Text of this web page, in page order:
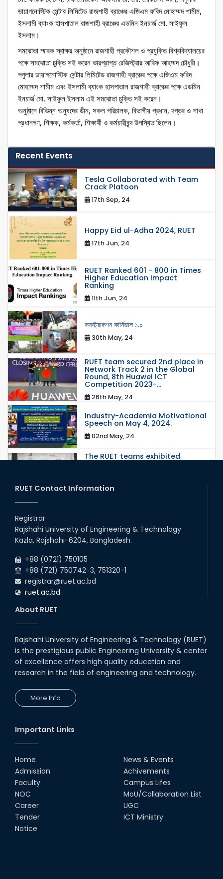
ডায়াগনোস্টিক সেন্টার লিমিটেড রাজশাহী ব্রাঞ্চের এজিএম ফরিদ মোহাম্মদ শামীম,
ইসলামী ব্যাংক হাসপাতাল রাজশাহী ব্রাঞ্চের এডমিন ইনচার্জ মো. সাইফুল
ইসলাম।
সমঝোতা স্মারক স্বাক্ষর অনুষ্ঠানে রাজশাহী প্রকৌশল ও প্রযুক্তি বিশ্ববিদ্যালয়ের
পক্ষে সমঝোতা চুক্তি সই করেন ভারপ্রাপ্ত রেজিস্ট্রার আরিফ আহম্মদ চৌধুরী।
পপুলার ডায়াগনোস্টিক সেন্টার লিমিটেড রাজশাহী ব্রাঞ্চের পক্ষে এজিএম ফরিদ
মোহাম্মদ শামীম এবং ইসলামী ব্যাংক হাসপাতাল রাজশাহী ব্রাঞ্চের পক্ষে এডমিন
ইনচার্জ মো. সাইফুল ইসলাম এই সমঝোতা চুক্তি সই করেন।
অনুষ্ঠানে বিভিন্ন অনুষদের ডীন, সকল পরিচালক, বিভাগীয় প্রধান, দপ্তর ও শাখা
প্রধানগণ, শিক্ষক, কর্মকর্তা, শিক্ষার্থী ও কর্মচারীবৃন্দ উপস্থিত ছিলেন।
Recent Events
Tesla Collaborated with Team
Crack Platoon
17th Sep, 24
Happy Eid ul-Adha 2024, RUET
17th Jun, 24
RUET Ranked 601 - 800 in Times
Higher Education Impact
Ranking
11th Jun, 24
কনস্ট্রাকশন কার্নিভাল ১.০
30th May, 24
RUET team secured 2nd place in
Network Track 2 in the Global
Round, 8th Huawei ICT
Competition 2023-...
26th May, 24
Industry-Academia Motivational
Speech on May 4, 2024.
02nd May, 24
The RUET teams exhibited
outstanding performance at the
27th Apr, 24
round.
19th Apr, 24
রুয়েটে পোস্ট গ্রাজুয়েট শিক্ষার্থীদের ওরিয়েন্টেশন অনুষ্ঠিত
01st Apr, 24
রুয়েটে স্নাতক ১ম বর্ষ সমন্বিত ভর্তি পরীক্ষা নিয়ে
আইনশৃঙ্খলা রক্ষাকারী বাহিনীর সাথে সমন্বয় সভা
অনুষ্ঠ...
28th Feb, 24
21st Feb, 24
রুয়েটে সিরামিক অ্যালামনাই রিইউনিয়ন অনুষ্ঠিত
17th Feb, 24
RUET Contact Information
Registrar
Rajshahi University of Engineering & Technology
Kazla, Rajshahi-6204, Bangladesh.
+88 (0721) 750105
+88 (721) 750742-3, 751320-1
registrar@ruet.ac.bd
ruet.ac.bd
About RUET
Rajshahi University of Engineering & Technology (RUET)
is the prestigious public Engineering University & center
of excellence offers high quality education and
research in the field of engineering and technology.
More Info
Important Links
Home
Admission
Faculty
NOC
Career
Tender
Notice
News & Events
Achivements
Campus Lifes
MoU/Collaboration List
UGC
ICT Ministry